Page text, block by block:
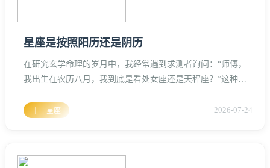
星座是按照阳历还是阴历
在研究玄学命理的岁月中，我经常遇到求测者询问：“师傅，
我出生在农历八月，我到底是看处女座还是天秤座？”这种疑
到底是按阳历（公历）还是阴历（农历），必须回到占星术的
行的轨迹——也就是“黄道”为基准的、太阳在黄道上环绕一周
十二星座 2026-07-24